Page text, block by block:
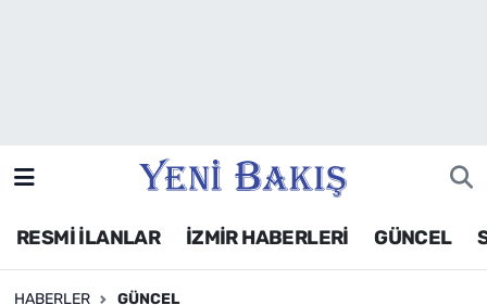
RESMİ İLANLAR İZMİR HABERLERİ GÜNCEL
HABERLER GÜNCEL
Siyaset